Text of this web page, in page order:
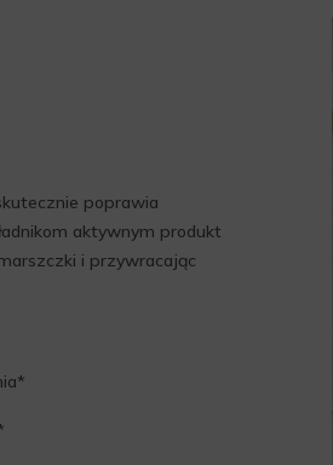
poprawia
aktywnym produkt
i przywracając